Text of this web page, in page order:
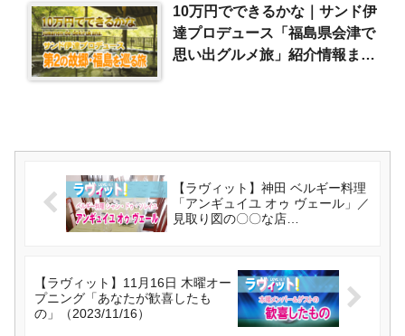
10万円でできるかな｜サンド伊
達プロデュース「福島県会津で
思い出グルメ旅」紹介情報まと
【ラヴィット】神田 ベルギー料理
「アンギュイユ オゥ ヴェール」／
見取り図の〇〇な店
【ラヴィット】11月16日 木曜オー
プニング「あなたが歓喜したも
の」（2023/11/16）